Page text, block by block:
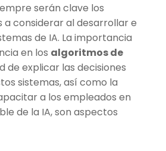
serán clave los
a considerar al desarrollar e
de IA. La importancia
en los algoritmos de
de explicar las decisiones
sistemas, así como la
a los empleados en
de la IA, son aspectos